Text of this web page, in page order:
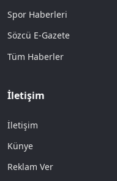
Spor Haberleri
Sözcü E-Gazete
Tüm Haberler
İletişim
İletişim
Künye
Reklam Ver